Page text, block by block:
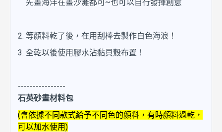
先畫海洋在畫沙灘都可~也可以自行發揮創意
2. 等顏料乾了後，在用刮棒去製作白色海浪！
3. 全乾以後使用膠水沾黏貝殼布置！
----------------
石英砂畫材料包
(會依據不同款式給予不同色的顏料，有時顏料過乾，
可以加水使用)